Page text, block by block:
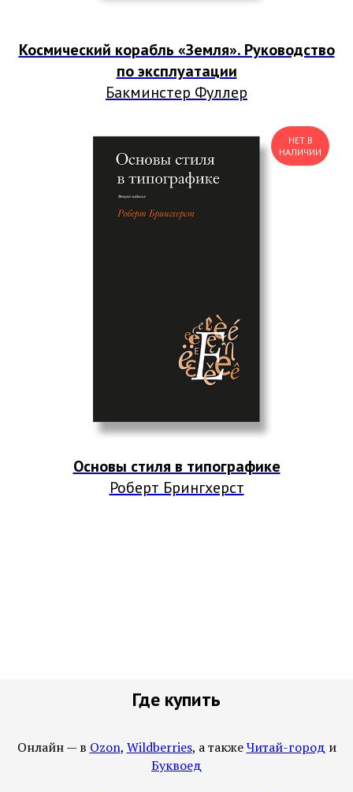
Космический корабль «Земля». Руководство
по эксплуатации
Бакминстер Фуллер
НЕТ В
НАЛИЧИИ
Основы стиля в типографике
Роберт Брингхерст
Где купить
Онлайн — в Ozon, Wildberries, а такжеЧитай-город и
Буквоед